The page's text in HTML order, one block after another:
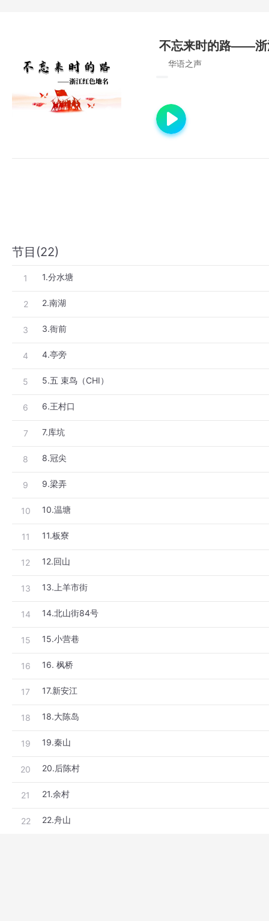
不忘来时的路——浙
华语之声
节目(22)
1 1.分水塘
2 2.南湖
3 3.衙前
4 4.亭旁
5 5.五 束鸟（CHI）
6 6.王村口
7 7.库坑
8 8.冠尖
9 9.梁弄
10 10.温塘
11 11.板寮
12 12.回山
13 13.上羊市街
14 14.北山街84号
15 15.小营巷
16 16. 枫桥
17 17.新安江
18 18.大陈岛
19 19.秦山
20 20.后陈村
21 21.余村
22 22.舟山